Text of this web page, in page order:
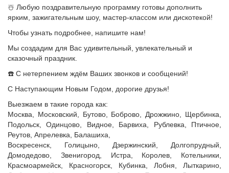
☃️ Любую поздравительную программу готовы дополнить
ярким, зажигательным шоу, мастер-классом или дискотекой!
Чтобы узнать подробнее, напишите нам!
Мы создадим для Вас удивительный, увлекательный и
сказочный праздник.
☎️ С нетерпением ждём Ваших звонков и сообщений!
С Наступающим Новым Годом, дорогие друзья!
Выезжаем в такие города как:
Москва, Московский, Бутово, Боброво, Дрожжино, Щербинка,
Подольск, Одинцово, Видное, Барвиха, Рублевка, Птичное,
Реутов, Апрелевка, Балашиха,
Воскресенск, Голицыно, Дзержинский, Долгопрудный,
Домодедово, Звенигород, Истра, Королев, Котельники,
Красмоармейск, Красногорск, Кубинка, Лобня, Лыткарино,